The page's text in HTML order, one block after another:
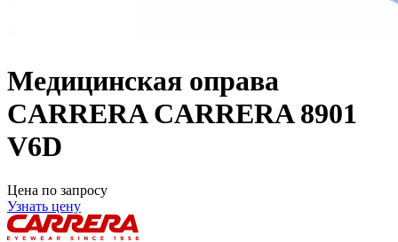
Медицинская оправа
CARRERA CARRERA 8901
V6D
Цена по запросу
Узнать цену